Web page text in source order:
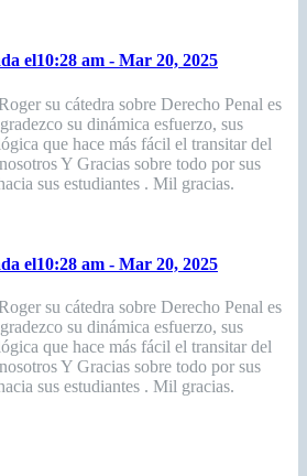
el10:28 am - Mar 20, 2025
su cátedra sobre Derecho Penal es
su dinámica esfuerzo, sus
que hace más fácil el transitar del
Y Gracias sobre todo por sus
sus estudiantes . Mil gracias.
el10:28 am - Mar 20, 2025
su cátedra sobre Derecho Penal es
su dinámica esfuerzo, sus
que hace más fácil el transitar del
Y Gracias sobre todo por sus
sus estudiantes . Mil gracias.